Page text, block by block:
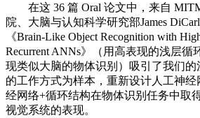
在这 36 篇 Oral 论文中，来自
院、大脑与认知科学研究部James
《Brain-Like Object Recognition with
Recurrent ANNs》（用高表现的浅层循
现类似大脑的物体识别）吸引了我们
的工作方式为样本，重新设计人工神
经网络+循环结构在物体识别任务中取
视觉系统的表现。